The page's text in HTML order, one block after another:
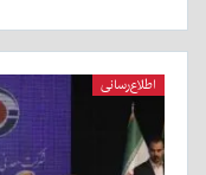
اطلاع‌رسانی